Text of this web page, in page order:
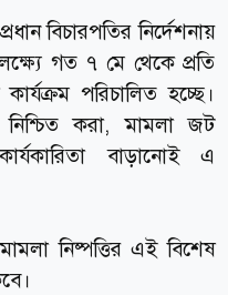
বিচারপতির নির্দেশনায়
লক্ষ্যে গত ৭ মে থেকে প্রতি
পরিচালিত হচ্ছে।
নিশ্চিত করা, মামলা জট
বাড়ানোই এ
নিষ্পত্তির এই বিশেষ